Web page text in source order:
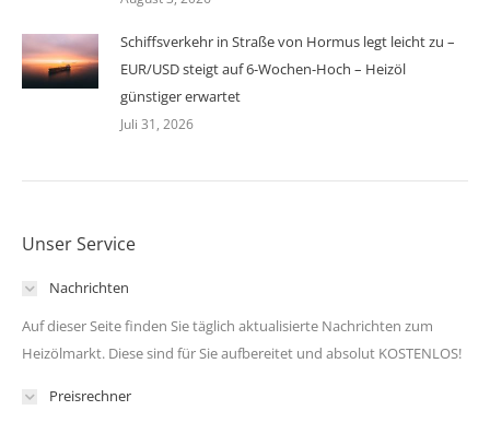
Schiffsverkehr in Straße von Hormus legt leicht zu –
EUR/USD steigt auf 6-Wochen-Hoch – Heizöl
günstiger erwartet
Juli 31, 2026
Unser Service
Nachrichten
Auf dieser Seite finden Sie täglich aktualisierte Nachrichten zum
Heizölmarkt. Diese sind für Sie aufbereitet und absolut KOSTENLOS!
Preisrechner